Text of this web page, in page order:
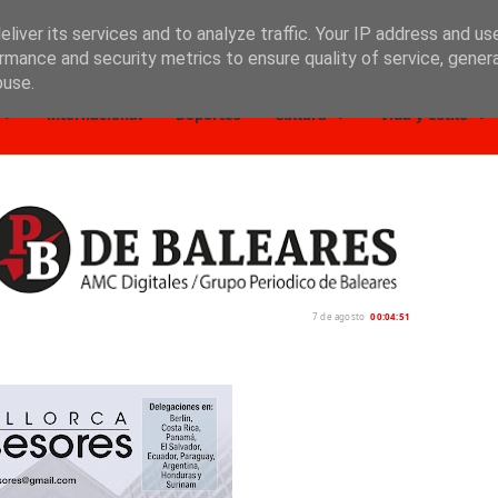
Internacional Deportes Cultura Vida y estilo
7 de agosto 00:04:52
its services and to analyze traffic. Your IP address and
and security metrics to ensure quality of service,